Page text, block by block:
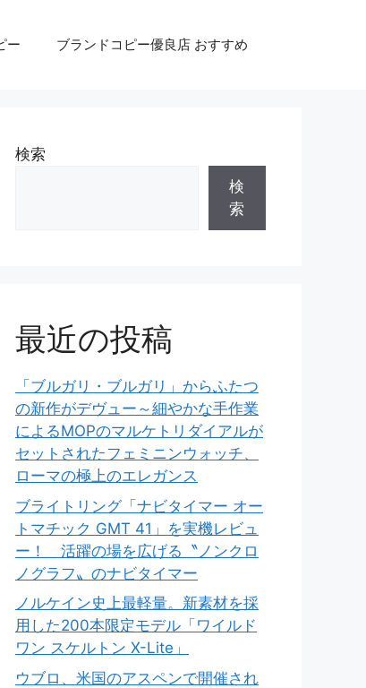
ー ブランドコピー優良店 おすすめ
検索
検
索
最近の投稿
「ブルガリ・ブルガリ」からふたつ
の新作がデヴュー～細やかな手作業
によるMOPのマルケトリダイアルが
セットされたフェミニンウォッチ、
ローマの極上のエレガンス
ブライトリング「ナビタイマー オー
トマチック GMT 41」を実機レビュ
ー！ 活躍の場を広げる〝ノンクロ
ノグラフ〟のナビタイマー
ノルケイン史上最軽量。新素材を採
用した200本限定モデル「ワイルド
ワン スケルトン X-Lite」
ウブロ、米国のアスペンで開催され